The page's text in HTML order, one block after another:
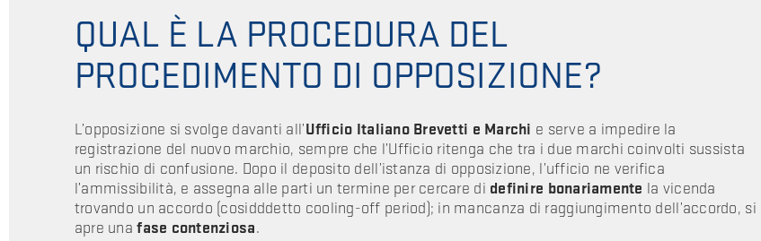
QUAL È LA PROCEDURA DEL
PROCEDIMENTO DI OPPOSIZIONE?
L’opposizione si svolge davanti all’Ufficio Italiano Brevetti e Marchi e serve a impedire la
registrazione del nuovo marchio, sempre che l’Ufficio ritenga che tra i due marchi coinvolti sussista
un rischio di confusione. Dopo il deposito dell’istanza di opposizione, l’ufficio ne verifica
l’ammissibilità, e assegna alle parti un termine per cercare di definire bonariamente la vicenda
trovando un accordo (cosidddetto cooling-off period); in mancanza di raggiungimento dell’accordo, si
apre unafase contenziosa.